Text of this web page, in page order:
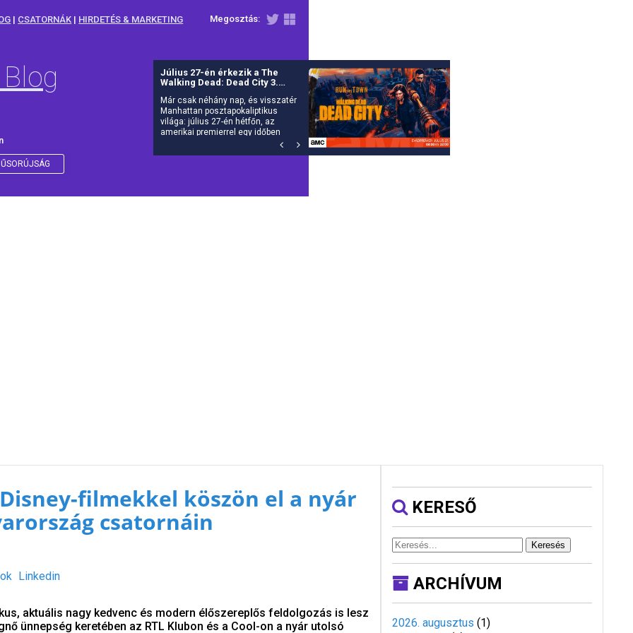
Megosztás:
| CSATORNÁK | HIRDETÉS & MARKETING
Új részekkel jön A hegyi doktor
- Újra rendel
Itt a várva várt új évad: július 27-tól
folytatódik dr.
filmekkel köszön el a nyár
csatornáin
Linkedin
aktuális nagy kedvenc és modern élőszereplős feldolgozás is lesz
ünnepség keretében az RTL Klubon és a Cool-on a nyár utolsó
KERESŐ
Keresés
ARCHÍVUM
2026. augusztus (1)